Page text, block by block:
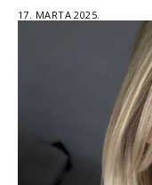
17. MARTA 2025.